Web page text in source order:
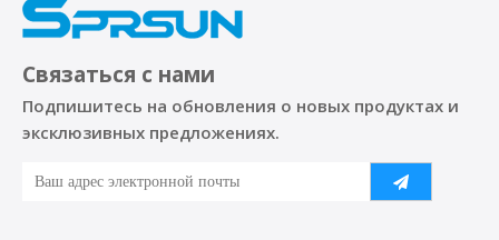
Связаться с нами
Подпишитесь на обновления о новых продуктах и ​​
эксклюзивных предложениях.